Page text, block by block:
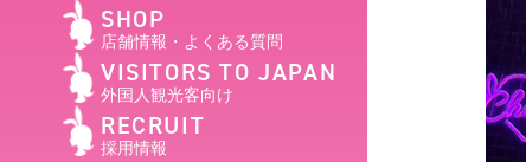
SHOP
店舗情報・よくある質問
VISITORS TO JAPAN
外国人観光客向け
RECRUIT
採用情報